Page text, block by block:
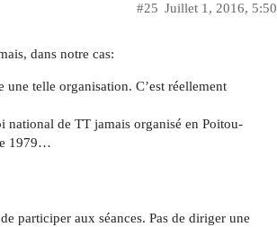
Juillet 1, 2016, 5:50
#25
dans notre cas:
une telle organisation. C’est réellement
national de TT jamais organisé en Poitou-
1979…
participer aux séances. Pas de diriger une